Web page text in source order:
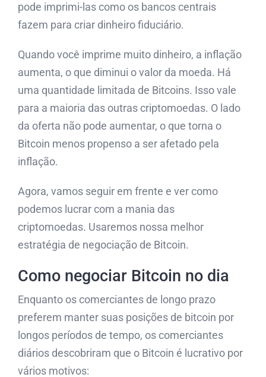
pode imprimi-las como os bancos centrais
fazem para criar dinheiro fiduciário.
Quando você imprime muito dinheiro, a inflação
aumenta, o que diminui o valor da moeda. Há
uma quantidade limitada de Bitcoins. Isso vale
para a maioria das outras criptomoedas. O lado
da oferta não pode aumentar, o que torna o
Bitcoin menos propenso a ser afetado pela
inflação.
Agora, vamos seguir em frente e ver como
podemos lucrar com a mania das
criptomoedas. Usaremos nossa melhor
estratégia de negociação de Bitcoin.
Como negociar Bitcoin no dia
Enquanto os comerciantes de longo prazo
preferem manter suas posições de bitcoin por
longos períodos de tempo, os comerciantes
diários descobriram que o Bitcoin é lucrativo por
vários motivos: